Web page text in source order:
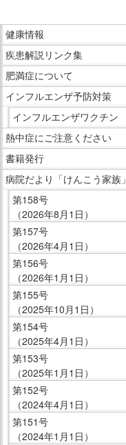
で
本
文
で
す。
こ
こ
か
ら
サ
イ
メ
ニ
ュ
ー
す。
健康情報
疾患解説リンク集
肥満症について
インフルエンザ予防対策
インフルエンザワクチン
熱中症にご注意ください
書籍発行
病院だより「けんこう家族」
第158号
（2026年8月1日）
第157号
（2026年4月1日）
第156号
（2026年1月1日）
第155号
（2025年10月1日）
第154号
（2025年4月1日）
第153号
（2025年1月1日）
第152号
（2024年4月1日）
第151号
（2024年1月1日）